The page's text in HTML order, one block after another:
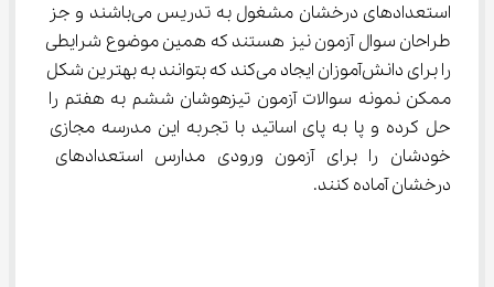
استعدادهای درخشان مشغول به تدریس می‌باشند و جز
طراحان سوال آزمون نیز هستند که همین موضوع شرایطی
را برای دانش‌آموزان ایجاد می‌کند که بتوانند به بهترین شکل
ممکن نمونه سوالات آزمون تیزهوشان ششم به هفتم را
حل کرده و پا به پای اساتید با تجربه این مدرسه مجازی
خودشان را برای آزمون ورودی مدارس استعدادهای
درخشان آماده کنند.